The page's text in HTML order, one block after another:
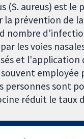
(S. aureus) est
prévention de
nombre
les voies
et
employée
sont
réduit le taux